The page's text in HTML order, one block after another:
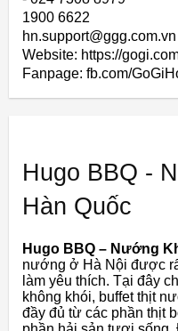
1900 6622
hn.support@ggg.com.vn
Website: https://
Fanpage: fb.com/
Hugo BBQ -
Hàn Quốc
Hugo BBQ – Nướng
nướng ở Hà Nội được
làm yêu thích. Tại đây
không khói, buffet thịt
đầy đủ từ các phần thịt